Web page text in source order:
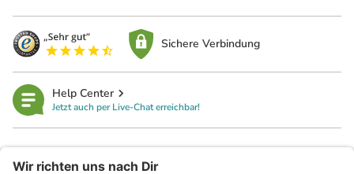
Sichere Verbindung
Help Center
Jetzt auch per Live-Chat erreichbar!